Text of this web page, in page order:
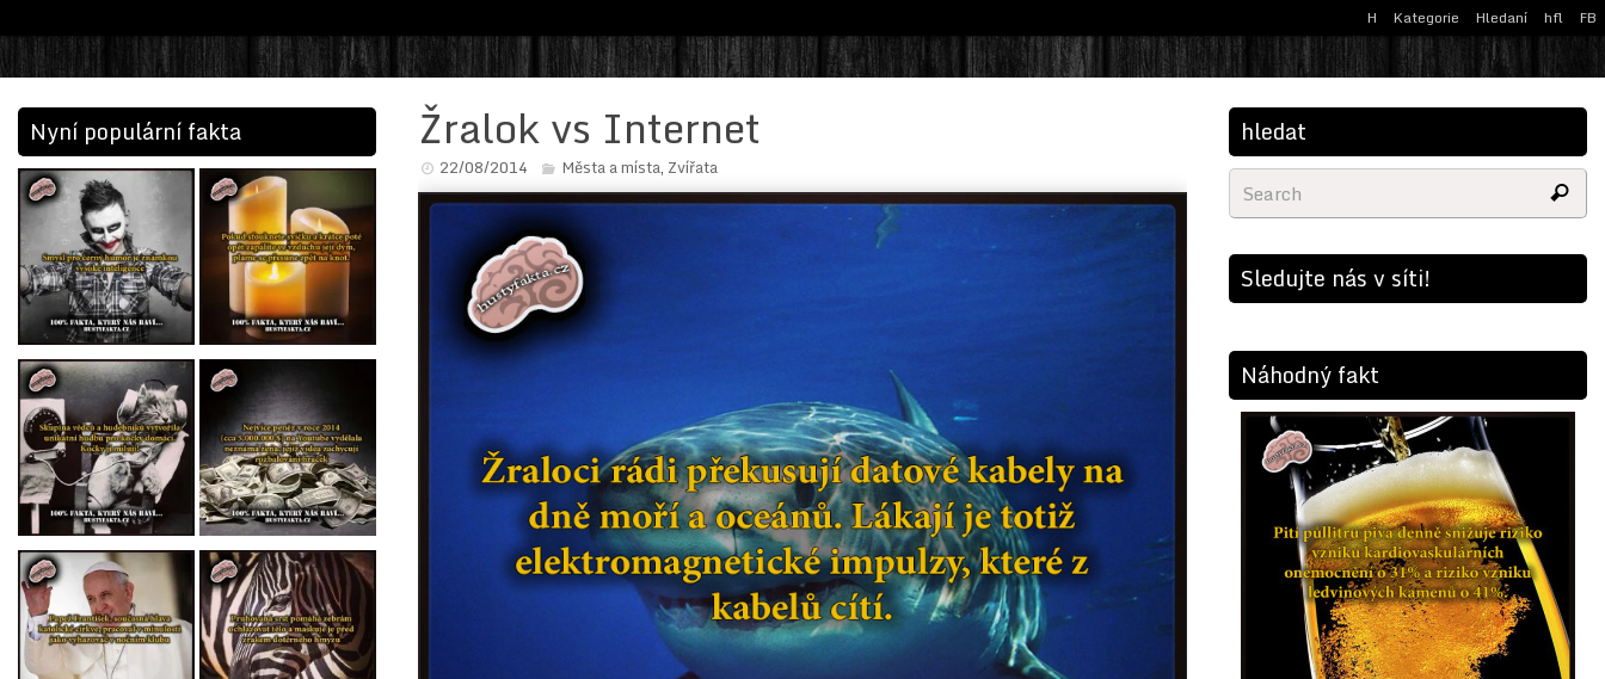
H Kategorie Hledaní hfl FB
Žralok vs Internet
22/08/2014 Města a místa, Zvířata
Nyní populární fakta hledat
Sledujte nás v síti!
Náhodný fakt